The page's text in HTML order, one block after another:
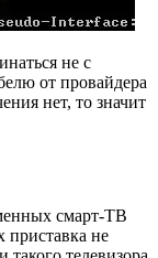
не с
от провайдера
нет, то значит
смарт-ТВ
не